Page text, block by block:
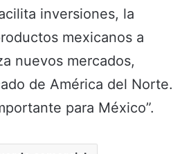
inversiones, la
mexicanos a
nuevos mercados,
de América del Norte.
para México”.